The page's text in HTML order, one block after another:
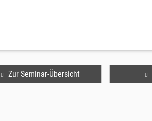
Zur Seminar-Übersicht